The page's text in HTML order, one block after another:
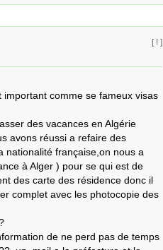
[ ! ]
comme se fameux visas
des vacances en Algérie
avons réussi a refaire des
nationalité française,on nous a
à Alger ) pour se qui est de
des carte des résidence donc il
complet avec les photocopie des
de ne perd pas de temps